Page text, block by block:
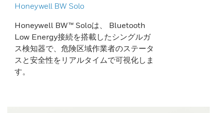
Honeywell BW Solo
Honeywell BW™ Soloは、 Bluetooth
Low Energy接続を搭載したシングルガ
ス検知器で、危険区域作業者のステータ
スと安全性をリアルタイムで可視化しま
す。